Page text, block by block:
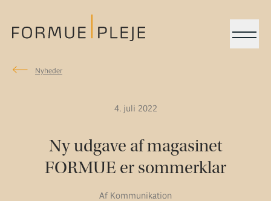
Menu
Nyheder
4. juli 2022
Ny udgave af magasinet
FORMUE er sommerklar
Af Kommunikation